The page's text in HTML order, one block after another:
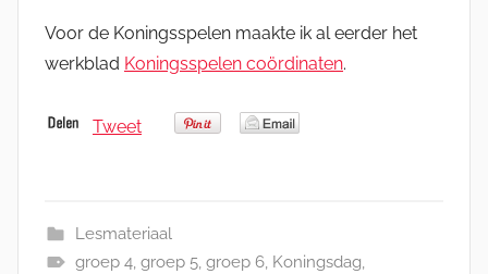
Voor de Koningsspelen maakte ik al eerder het
werkblad Koningsspelen coördinaten.
Tweet
Lesmateriaal
groep 4, groep 5, groep 6, Koningsdag,